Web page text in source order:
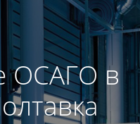
ОСАГО в